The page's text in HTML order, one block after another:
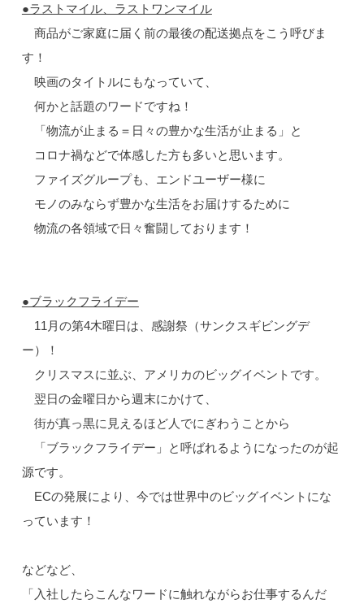
●ラストマイル、ラストワンマイル
商品がご家庭に届く前の最後の配送拠点をこう呼びま
す！
映画のタイトルにもなっていて、
何かと話題のワードですね！
「物流が止まる＝日々の豊かな生活が止まる」と
コロナ禍などで体感した方も多いと思います。
ファイズグループも、エンドユーザー様に
モノのみならず豊かな生活をお届けするために
物流の各領域で日々奮闘しております！
●ブラックフライデー
11月の第4木曜日は、感謝祭（サンクスギビングデ
ー）！
クリスマスに並ぶ、アメリカのビッグイベントです。
翌日の金曜日から週末にかけて、
街が真っ黒に見えるほど人でにぎわうことから
「ブラックフライデー」と呼ばれるようになったのが起
源です。
ECの発展により、今では世界中のビッグイベントにな
っています！
などなど、
「入社したらこんなワードに触れながらお仕事するんだ